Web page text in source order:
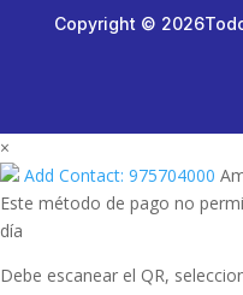
Copyright ©
×
Add Contact: 975704000
Este método de pago no
día
Debe escanear el QR,